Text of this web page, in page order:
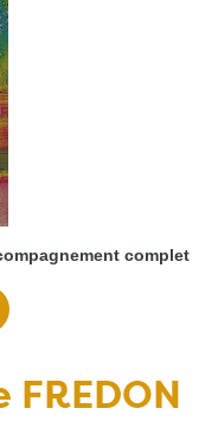
complet